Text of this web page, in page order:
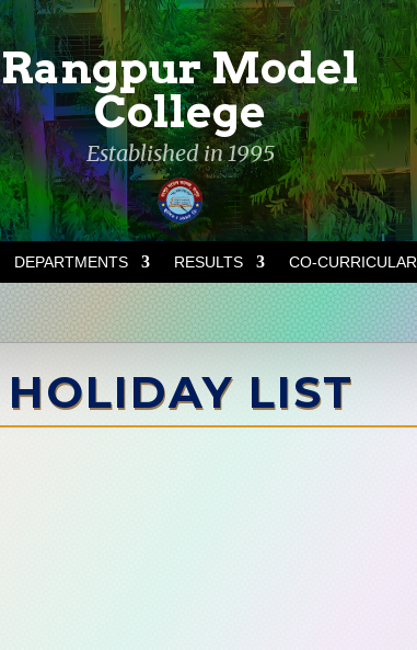
Rangpur Model
College
Established in 1995
DEPARTMENTS RESULTS CO-CURRICULAR
HOLIDAY LIST